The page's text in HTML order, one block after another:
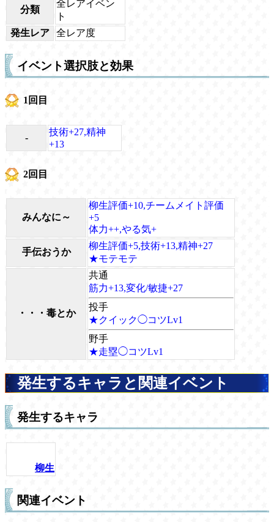
分類
全レアイベン
ト
発生レア
全レア度
イベント選択肢と効果
1回目
-
技術+27,精神
+13
2回目
みんなに～
柳生評価+10,チームメイト評価
+5
体力++,やる気+
手伝おうか
柳生評価+5,技術+13,精神+27
★モテモテ
・・・毒とか
共通
筋力+13,変化/敏捷+27
投手
★クイック◯コツLv1
野手
★走塁◯コツLv1
発生するキャラと関連イベント
発生するキャラ
柳生
関連イベント